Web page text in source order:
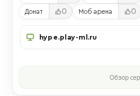
Донат 0 Моб арена 0
hype.play-ml.ru
Обзор